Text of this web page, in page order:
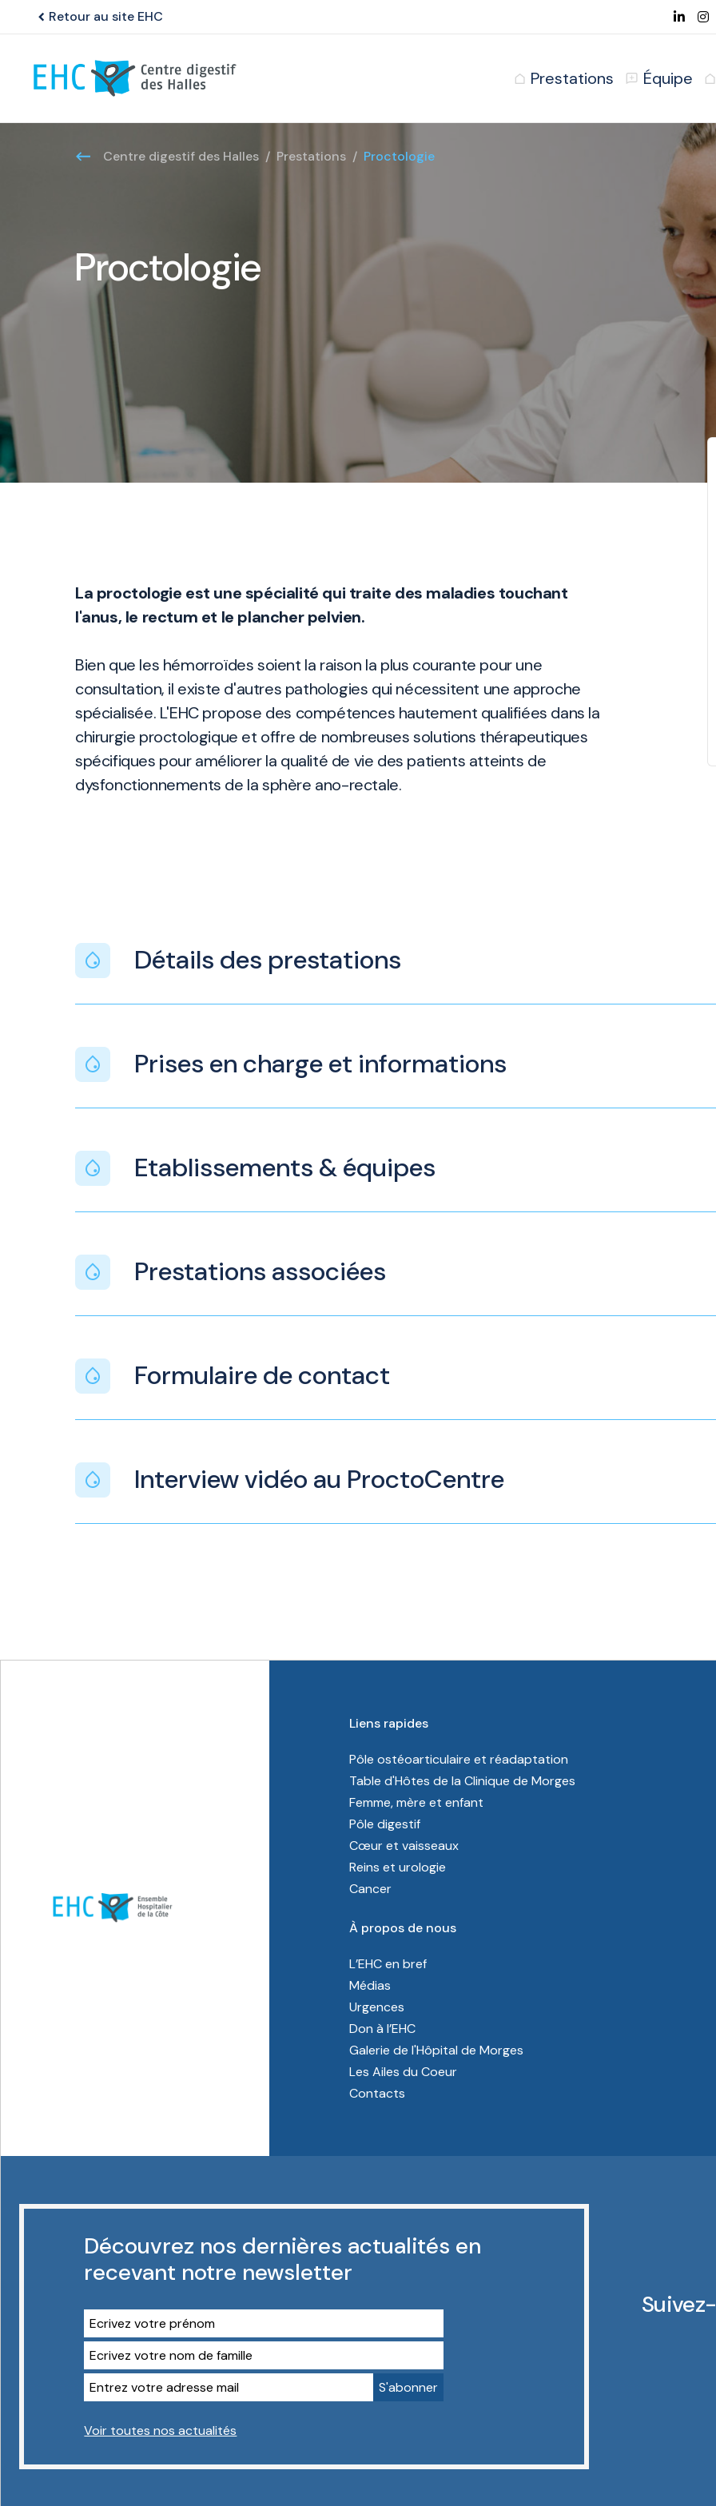
chevron_left Retour au site EHC
Prestations Équipe
Centre digestif des Halles Prestations Proctologie
Proctologie
La proctologie est une spécialité qui traite des maladies touchant
l'anus, le rectum et le plancher pelvien.
Bien que les hémorroïdes soient la raison la plus courante pour une
consultation, il existe d'autres pathologies qui nécessitent une approche
spécialisée. L'EHC propose des compétences hautement qualifiées dans la
chirurgie proctologique et offre de nombreuses solutions thérapeutiques
spécifiques pour améliorer la qualité de vie des patients atteints de
dysfonctionnements de la sphère ano-rectale.
Détails des prestations
Prises en charge et informations
Etablissements & équipes
Prestations associées
Formulaire de contact
Interview vidéo au ProctoCentre
Liens rapides
Pôle ostéoarticulaire et réadaptation
Table d'Hôtes de la Clinique de Morges
Femme, mère et enfant
Pôle digestif
Cœur et vaisseaux
Reins et urologie
Cancer
À propos de nous
L’EHC en bref
Médias
Urgences
Don à l’EHC
Galerie de l'Hôpital de Morges
Les Ailes du Coeur
Contacts
Découvrez nos dernières actualités en
recevant notre newsletter
Voir toutes nos actualités